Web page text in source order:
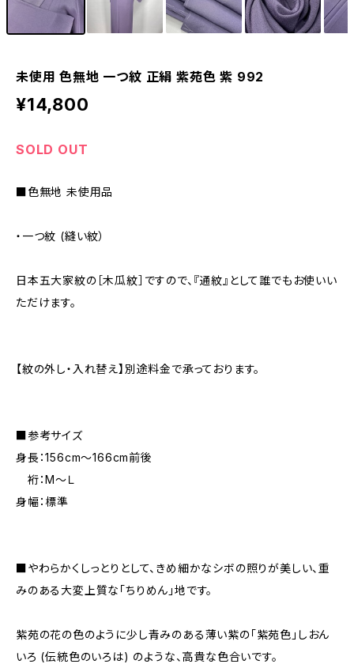
未使用 色無地 一つ紋 正絹 紫苑色 紫 992
¥14,800
SOLD OUT
■色無地 未使用品
・一つ紋 (縫い紋）
日本五大家紋の［木瓜紋］ですので、『通紋』として誰でもお使いい
ただけます。
【紋の外し・入れ替え】別途料金で承っております。
■参考サイズ
身長：156cm～166cm前後
裄：M～Ｌ
身幅：標準
■やわらかくしっとりとして、きめ細かなシボの照りが美しい、重
みのある大変上質な「ちりめん」地です。
紫苑の花の色のように少し青みのある薄い紫の「紫苑色」しおん
いろ (伝統色のいろは) のような、高貴な色合いです。